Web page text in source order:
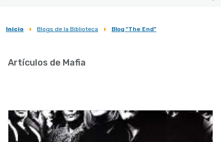
Sobrescribir
de
la
navegación
Inicio Blogs de la Biblioteca Blog "The End"
Artículos de Mafia